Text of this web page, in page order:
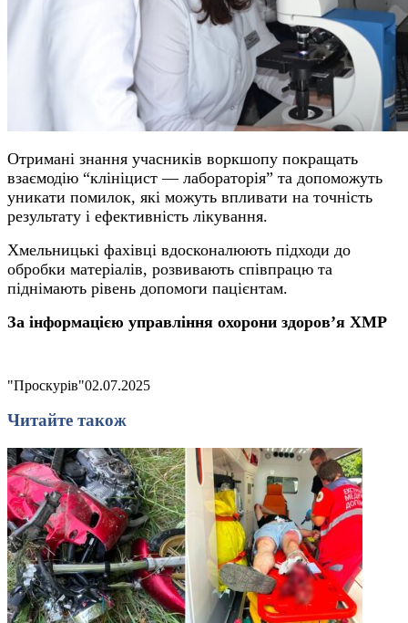
Отримані знання учасників воркшопу покращать
взаємодію “клініцист — лабораторія” та допоможуть
уникати помилок, які можуть впливати на точність
результату і ефективність лікування.
Хмельницькі фахівці вдосконалюють підходи до
обробки матеріалів, розвивають співпрацю та
піднімають рівень допомоги пацієнтам.
За інформацією управління охорони здоров’я ХМР
"Проскурів"02.07.2025
Читайте також